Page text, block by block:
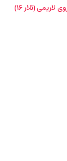
(تلار ۱۶)